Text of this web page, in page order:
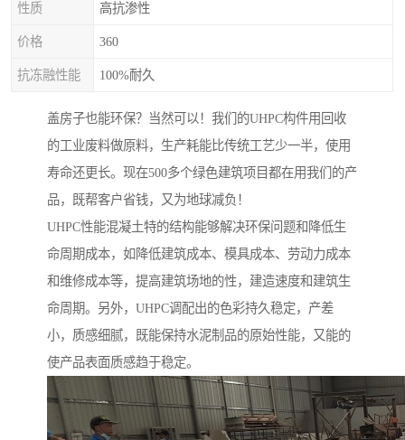
性质 高抗渗性
价格 360
抗冻融性能 100%耐久
盖房子也能环保？当然可以！我们的UHPC构件用回收
的工业废料做原料，生产耗能比传统工艺少一半，使用
寿命还更长。现在500多个绿色建筑项目都在用我们的产
品，既帮客户省钱，又为地球减负！
UHPC性能混凝土特的结构能够解决环保问题和降低生
命周期成本，如降低建筑成本、模具成本、劳动力成本
和维修成本等，提高建筑场地的性，建造速度和建筑生
命周期。另外，UHPC调配出的色彩持久稳定，产差
小，质感细腻，既能保持水泥制品的原始性能，又能的
使产品表面质感趋于稳定。